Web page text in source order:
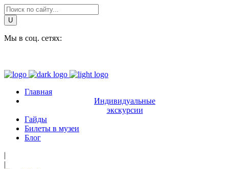
Мы в соц. сетях:
Главная
Индивидуальные
экскурсии
Гайды
Билеты в музеи
Блог
|
|